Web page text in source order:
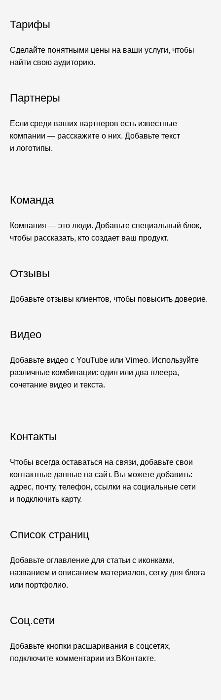
Тарифы
Сделайте понятными цены на ваши услуги, чтобы
найти свою аудиторию.
Партнеры
Если среди ваших партнеров есть известные
компании — расскажите о них. Добавьте текст
и логотипы.
Команда
Компания — это люди. Добавьте специальный блок,
чтобы рассказать, кто создает ваш продукт.
Отзывы
Добавьте отзывы клиентов, чтобы повысить доверие.
Видео
Добавьте видео с YouTube или Vimeo. Используйте
различные комбинации: один или два плеера,
сочетание видео и текста.
Контакты
Чтобы всегда оставаться на связи, добавьте свои
контактные данные на сайт. Вы можете добавить:
адрес, почту, телефон, ссылки на социальные сети
и подключить карту.
Список страниц
Добавьте оглавление для статьи с иконками,
названием и описанием материалов, сетку для блога
или портфолио.
Соц.сети
Добавьте кнопки расшаривания в соцсетях,
подключите комментарии из ВКонтакте.